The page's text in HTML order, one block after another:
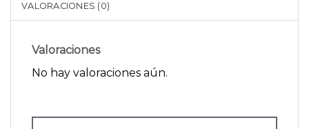
VALORACIONES (0)
Valoraciones
No hay valoraciones aún.